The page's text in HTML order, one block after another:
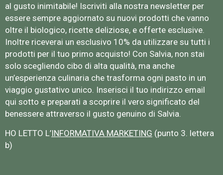
al gusto inimitabile! Iscriviti alla nostra newsletter per
essere sempre aggiornato su nuovi prodotti che vanno
oltre il biologico, ricette deliziose, e offerte esclusive.
Inoltre riceverai un esclusivo 10% da utilizzare su tutti i
prodotti per il tuo primo acquisto! Con Salvia, non stai
solo scegliendo cibo di alta qualità, ma anche
un’esperienza culinaria che trasforma ogni pasto in un
viaggio gustativo unico. Inserisci il tuo indirizzo email
qui sotto e preparati a scoprire il vero significato del
benessere attraverso il gusto genuino di Salvia.
HO LETTO L’INFORMATIVA MARKETING (punto 3. lettera
b)